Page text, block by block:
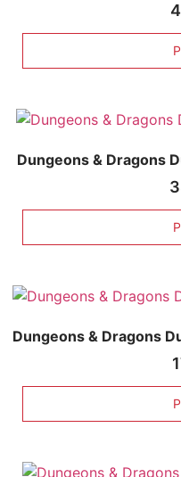
Dungeons & Dragons
Dungeons & Dragons